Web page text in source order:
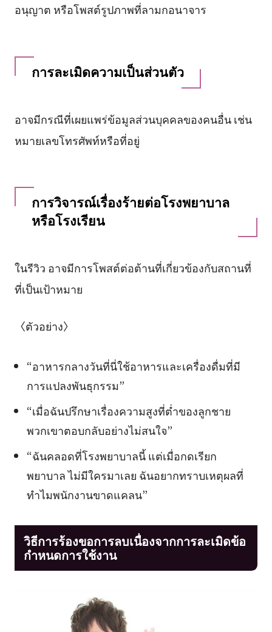
อนุญาต หรือโพสต์รูปภาพที่ลามกอนาจาร
การละเมิดความเป็นส่วนตัว
อาจมีกรณีที่เผยแพร่ข้อมูลส่วนบุคคลของคนอื่น เช่น
หมายเลขโทรศัพท์หรือที่อยู่
การวิจารณ์เรื่องร้ายต่อโรงพยาบาล
หรือโรงเรียน
ในรีวิว อาจมีการโพสต์ต่อต้านที่เกี่ยวข้องกับสถานที่
ที่เป็นเป้าหมาย
〈ตัวอย่าง〉
“อาหารกลางวันที่นี่ใช้อาหารและเครื่องดื่มที่มี
การแปลงพันธุกรรม”
“เมื่อฉันปรึกษาเรื่องความสูงที่ต่ำของลูกชาย
พวกเขาตอบกลับอย่างไม่สนใจ”
“ฉันคลอดที่โรงพยาบาลนี้ แต่เมื่อกดเรียก
พยาบาล ไม่มีใครมาเลย ฉันอยากทราบเหตุผลที่
ทำไมพนักงานขาดแคลน”
วิธีการร้องขอการลบเนื่องจากการละเมิดข้อ
กำหนดการใช้งาน